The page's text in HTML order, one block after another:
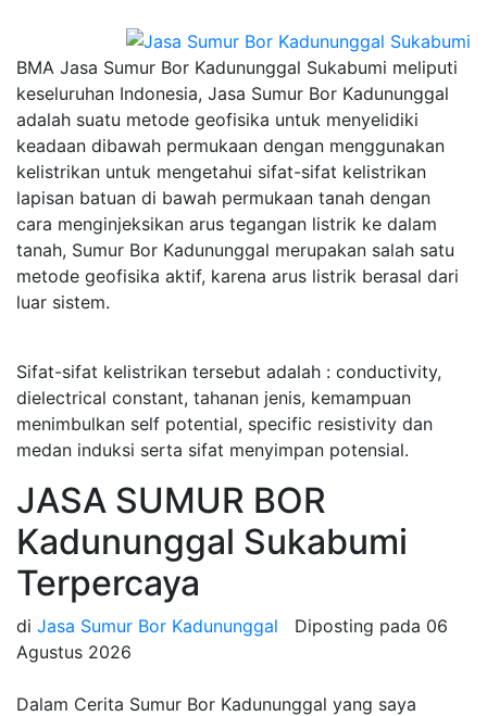
BMA Jasa Sumur Bor Kadununggal Sukabumi meliputi
keseluruhan Indonesia, Jasa Sumur Bor Kadununggal
adalah suatu metode geofisika untuk menyelidiki
keadaan dibawah permukaan dengan menggunakan
kelistrikan untuk mengetahui sifat-sifat kelistrikan
lapisan batuan di bawah permukaan tanah dengan
cara menginjeksikan arus tegangan listrik ke dalam
tanah, Sumur Bor Kadununggal merupakan salah satu
metode geofisika aktif, karena arus listrik berasal dari
luar sistem.
Sifat-sifat kelistrikan tersebut adalah : conductivity,
dielectrical constant, tahanan jenis, kemampuan
menimbulkan self potential, specific resistivity dan
medan induksi serta sifat menyimpan potensial.
JASA SUMUR BOR
Kadununggal Sukabumi
Terpercaya
di Jasa Sumur Bor Kadununggal Diposting pada 06
Agustus 2026
Dalam Cerita Sumur Bor Kadununggal yang saya